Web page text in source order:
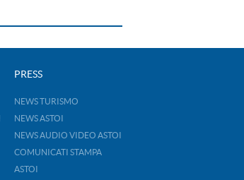
PRESS
NEWS TURISMO
NEWS ASTOI
NEWS AUDIO VIDEO ASTOI
COMUNICATI STAMPA
ASTOI